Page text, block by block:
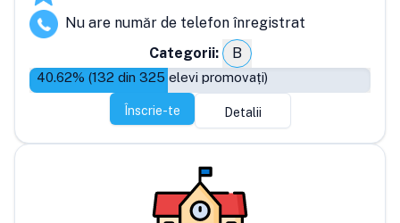
Nu are număr de telefon înregistrat
Categorii:
B
40.62% (132 din 325 elevi promovați)
Înscrie-te Detalii